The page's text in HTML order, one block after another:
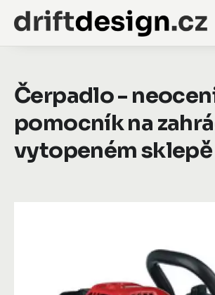
Čerpadlo -
pomocník na
vytopeném sklepě